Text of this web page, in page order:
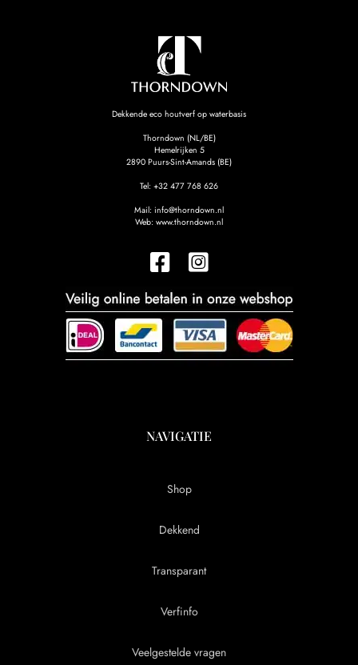
Dekkende eco houtverf op waterbasis
Thorndown (NL/BE)
Hemelrijken 5
2890 Puurs-Sint-Amands (BE)
Tel: +32 477 768 626
Mail: info@thorndown.nl
Web: www.thorndown.nl
NAVIGATIE
Shop
Dekkend
Transparant
Verfinfo
Veelgestelde vragen